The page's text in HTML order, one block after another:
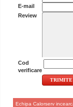
E-mail
Review
Cod
verificare
Echipa Calorserv